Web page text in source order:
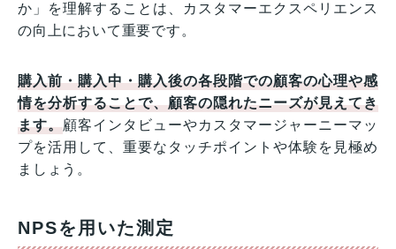
か」を理解することは、カスタマーエクスペリエンス
の向上において重要です。
購入前・購入中・購入後の各段階での顧客の心理や感
情を分析することで、顧客の隠れたニーズが見えてき
ます。顧客インタビューやカスタマージャーニーマッ
プを活用して、重要なタッチポイントや体験を見極め
ましょう。
NPSを用いた測定